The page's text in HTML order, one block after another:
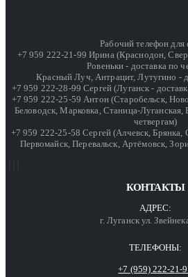
Рабочий телефон для
+7 959 222-21-99 Ирина (Краснодон,
Ровеньки - доставка по
Красный Луч, Антрацит, Лутугино -
+7 959 222-28-99 Сергей (Луганск -
+7 959 222-25-59 Антон (Старобельск,
Беловодск, Марковка, Станица-Луганская,
четвергам)
+7 959 222-25-58 Сергей (Алчевск,
Первомайск, Перевальск, Артёмовск,
КОНТАКТЫ
АДРЕС:
г. Луганск ул.
ТЕЛЕФОНЫ:
+7 (959) 222-21-